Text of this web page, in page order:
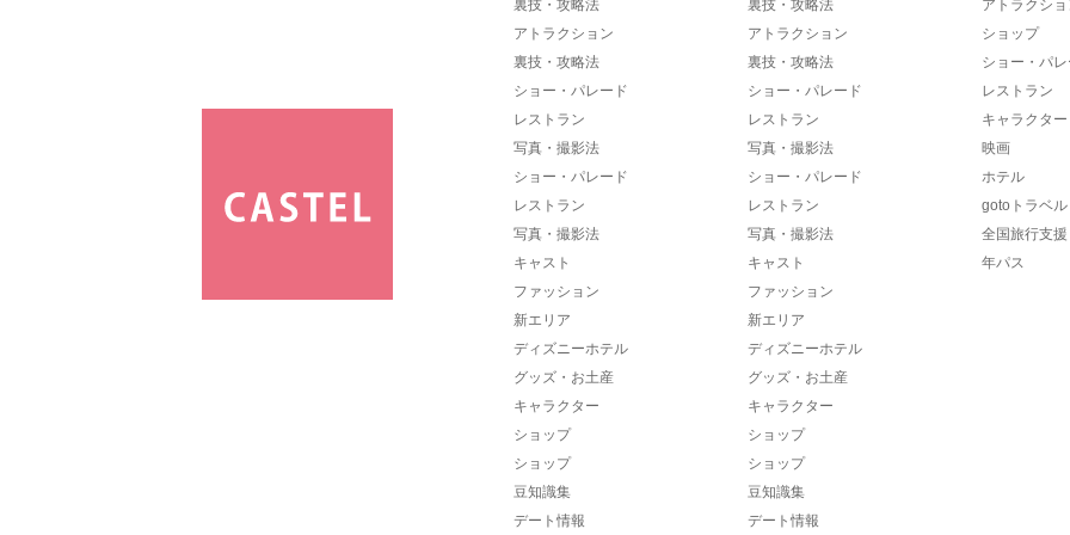
裏技・攻略法
アトラクション
裏技・攻略法
ショー・パレード
レストラン
写真・撮影法
ショー・パレード
レストラン
写真・撮影法
キャスト
ファッション
新エリア
ディズニーホテル
グッズ・お土産
キャラクター
ショップ
ショップ
豆知識集
デート情報
裏技・攻略法
アトラクション
裏技・攻略法
ショー・パレード
レストラン
写真・撮影法
ショー・パレード
レストラン
写真・撮影法
キャスト
ファッション
新エリア
ディズニーホテル
グッズ・お土産
キャラクター
ショップ
ショップ
豆知識集
デート情報
アトラクシ
ショップ
ショー・パ
レストラン
キャラクター
映画
ホテル
gotoトラベル
全国旅行支援
年パス